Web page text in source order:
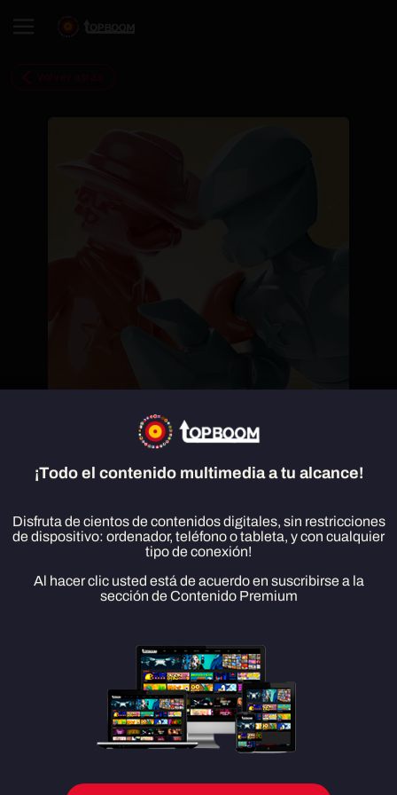
¡Bienvenido a Gumslinger! Un mundo de caramelos de goma con intensos
tiroteos, increíbles disparos de habilidad y divertidas misiones de tiro.
- Duelo de Gumslingers por todo el mundo en torneos PvPb, 64 jugadores
pero sólo un ganador.
- Una amplia variedad de misiones de skillshot.
- Desafía a tus amigos para saber quién es el mejor.
¡Todo el contenido multimedia a tu alcance!
Disfruta de cientos de contenidos digitales, sin restricciones
de dispositivo: ordenador, teléfono o tableta, y con cualquier
tipo de conexión!
Al hacer clic usted está de acuerdo en suscribirse a la
sección de Contenido Premium